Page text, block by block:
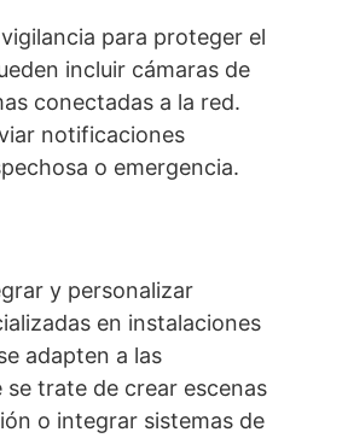
para proteger el
incluir cámaras de
conectadas a la red.
notificaciones
o emergencia.
y personalizar
en instalaciones
adapten a las
se trate de crear escenas
o integrar sistemas de